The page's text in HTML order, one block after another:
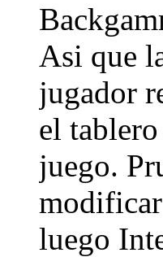
Asi que
jugador
el
juego.
luego